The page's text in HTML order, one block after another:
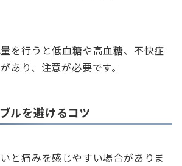
を行うと低血糖や高血糖、不快症
あり、注意が必要です。
ルを避けるコツ
と痛みを感じやすい場合がありま